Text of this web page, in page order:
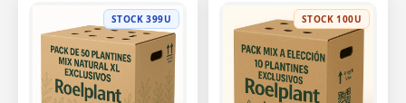
STOCK 399U STOCK 100U